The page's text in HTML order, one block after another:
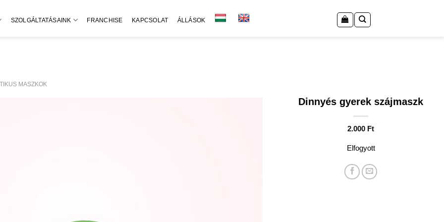
SZOLGÁLTATÁSAINK FRANCHISE KAPCSOLAT ÁLLÁSOK
MASZKOK
Dinnyés gyerek szájmaszk
2.000 Ft
Elfogyott